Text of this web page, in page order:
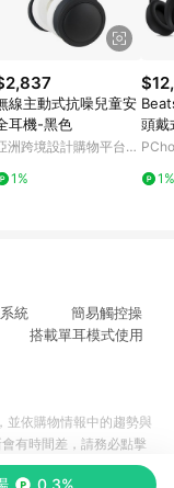
線主動式抗噪兒童安
耳機-黑色
洲跨境設計購物平台
1%
頭戴
1%
系統 簡易觸控操
載單耳模式使用
0.3%
並依購物情報中的趨勢與
有時間差，請務必點擊
資訊以合作廠商網頁為